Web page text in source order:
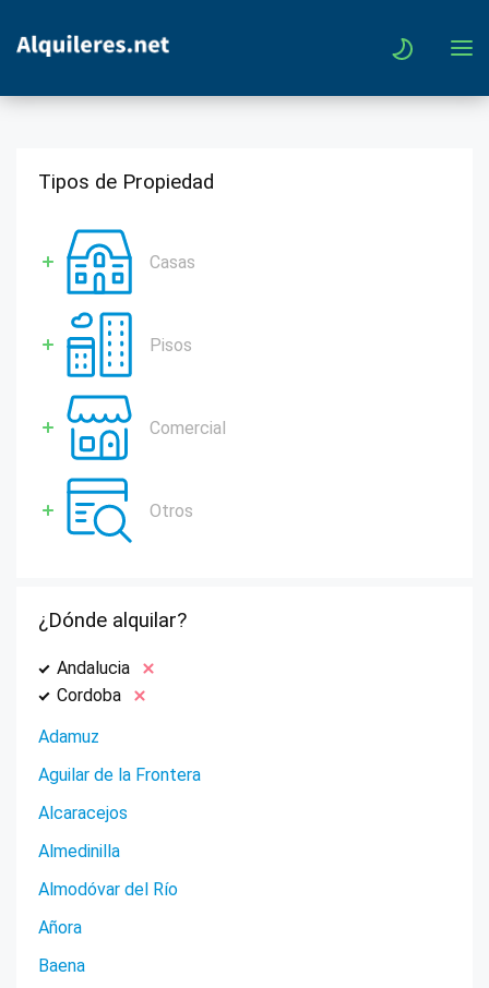
Tipos de Propiedad
Casas
Pisos
Comercial
Otros
¿Dónde alquilar?
Andalucia
Cordoba
Adamuz
Aguilar de la Frontera
Alcaracejos
Almedinilla
Almodóvar del Río
Añora
Baena